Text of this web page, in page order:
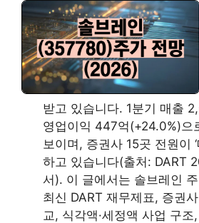
받고 있습니다. 1분기 매출
영업이익 447억(+24.0%)으
보이며, 증권사 15곳 전원이
하고 있습니다(출처: DART
서). 이 글에서는 솔브레인
최신 DART 재무제표, 증권
교, 식각액·세정액 사업 구